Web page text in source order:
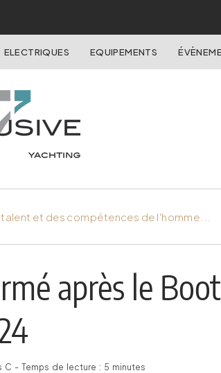
ELECTRIQUES EQUIPEMENTS
et des compétences de l'homme...
après le
C - Temps de lecture : 5 minutes